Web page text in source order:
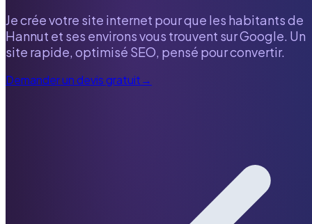
Je crée votre site internet pour que les habitants de
Hannut et ses environs vous trouvent sur Google. Un
site rapide, optimisé SEO, pensé pour convertir.
Demander un devis gratuit→